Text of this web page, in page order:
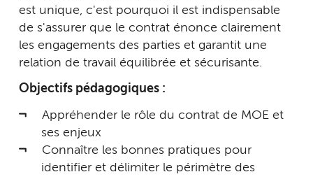
est unique, c'est pourquoi il est indispensable
de s'assurer que le contrat énonce clairement
les engagements des parties et garantit une
relation de travail équilibrée et sécurisante.
Objectifs pédagogiques :
Appréhender le rôle du contrat de MOE et
ses enjeux
Connaître les bonnes pratiques pour
identifier et délimiter le périmètre des